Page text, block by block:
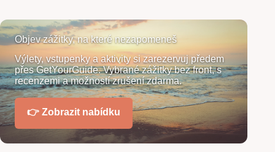
Objev zážitky, na které nezapomeneš
Výlety, vstupenky a aktivity si zarezervuj předem
přes GetYourGuide. Vybrané zážitky bez front, s
recenzemi a možností zrušení zdarma.
👉 Zobrazit nabídku